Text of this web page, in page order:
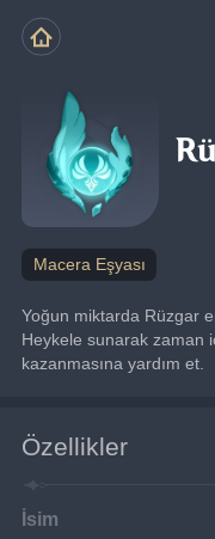
Macera Eşyası
Yoğun miktarda Rüzgar
Heykele sunarak zaman
kazanmasına yardım et.
Özellikler
İsim